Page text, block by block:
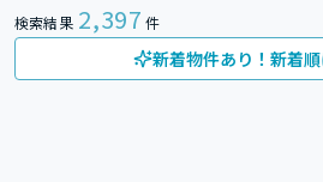
検索結果 2,397 件
新着物件あり！新着